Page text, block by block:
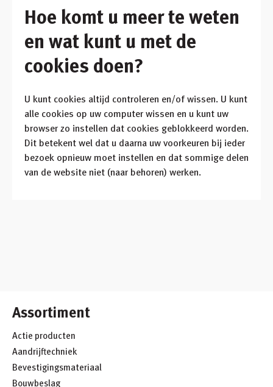
Hoe komt u meer te weten
en wat kunt u met de
cookies doen?
U kunt cookies altijd controleren en/of wissen. U kunt
alle cookies op uw computer wissen en u kunt uw
browser zo instellen dat cookies geblokkeerd worden.
Dit betekent wel dat u daarna uw voorkeuren bij ieder
bezoek opnieuw moet instellen en dat sommige delen
van de website niet (naar behoren) werken.
Assortiment
Actie producten
Aandrijftechniek
Bevestigingsmateriaal
Bouwbeslag